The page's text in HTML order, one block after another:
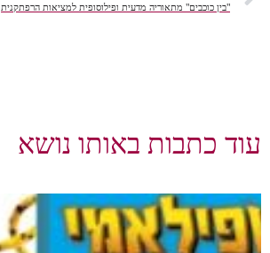
"בין כוכבים" מתאוריה מדעית ופילוסופית למציאות הרפתקנית
עוד כתבות באותו נושא